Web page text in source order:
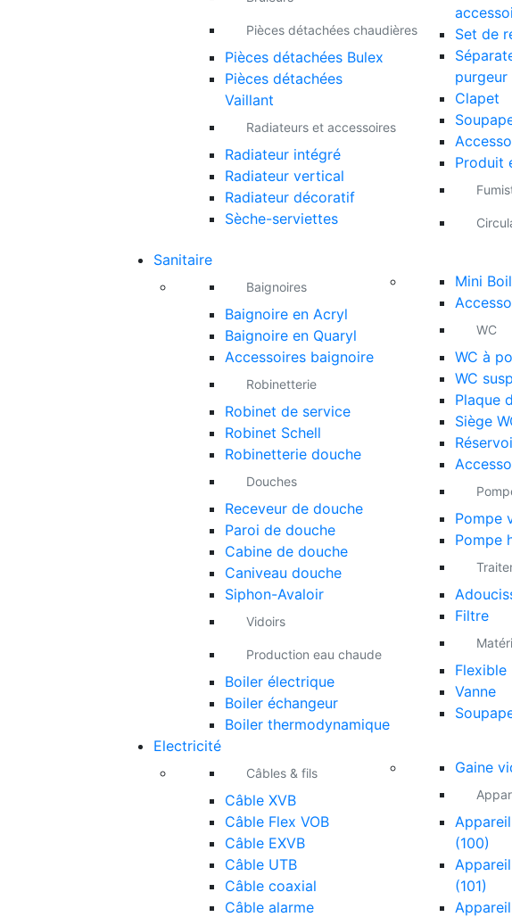
Pièces détachées chaudières
Pièces détachées Bulex
Pièces détachées
Vaillant
Radiateurs et accessoires
Radiateur intégré
Radiateur vertical
Radiateur décoratif
Sèche-serviettes
Set de
purgeur
Clapet
Produit
Sanitaire
Baignoires
Baignoire en Acryl
Baignoire en Quaryl
Accessoires baignoire
Robinetterie
Robinet de service
Robinet Schell
Robinetterie douche
Douches
Receveur de douche
Paroi de douche
Cabine de douche
Caniveau douche
Siphon-Avaloir
Vidoirs
Production eau chaude
Boiler électrique
Boiler échangeur
Boiler thermodynamique
Mini
WC
WC à
WC
Plaque
Siège
Pompe
Pompe
Filtre
Flexible
Vanne
Electricité
Câbles & fils
Câble XVB
Câble Flex VOB
Câble EXVB
Câble UTB
Câble coaxial
Câble alarme
Gaine
(100)
(101)